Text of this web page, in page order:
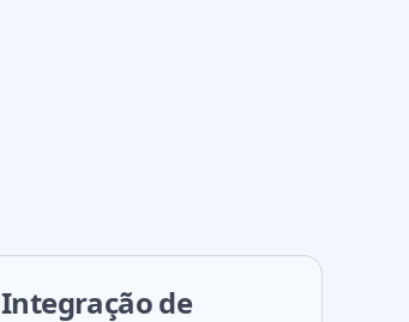
Integração de